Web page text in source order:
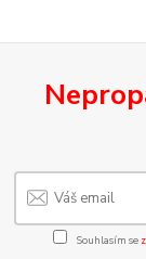
Souhlasím se